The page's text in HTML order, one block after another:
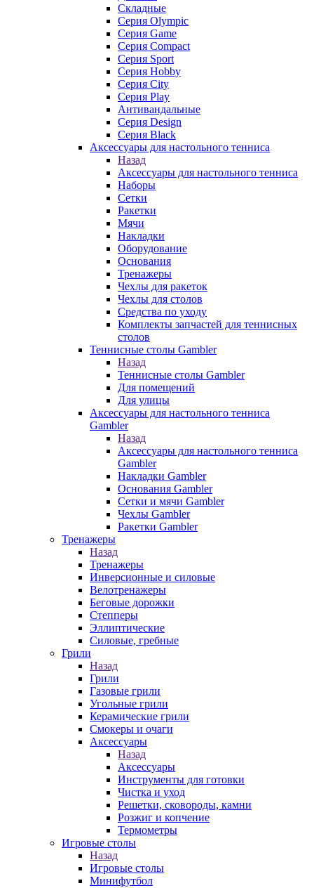
Складные
Серия Olympic
Серия Game
Серия Compact
Серия Sport
Серия Hobby
Серия City
Серия Play
Антивандальные
Серия Design
Серия Black
Аксессуары для настольного тенниса
Назад
Аксессуары для настольного тенниса
Наборы
Сетки
Ракетки
Мячи
Накладки
Оборудование
Основания
Тренажеры
Чехлы для ракеток
Чехлы для столов
Средства по уходу
Комплекты запчастей для теннисных
столов
Теннисные столы Gambler
Назад
Теннисные столы Gambler
Для помещений
Для улицы
Аксессуары для настольного тенниса
Gambler
Назад
Аксессуары для настольного тенниса
Gambler
Накладки Gambler
Основания Gambler
Сетки и мячи Gambler
Чехлы Gambler
Ракетки Gambler
Тренажеры
Назад
Тренажеры
Инверсионные и силовые
Велотренажеры
Беговые дорожки
Степперы
Эллиптические
Силовые, гребные
Грили
Назад
Грили
Газовые грили
Угольные грили
Керамические грили
Смокеры и очаги
Аксессуары
Назад
Аксессуары
Инструменты для готовки
Чистка и уход
Решетки, сковороды, камни
Розжиг и копчение
Термометры
Игровые столы
Назад
Игровые столы
Минифутбол